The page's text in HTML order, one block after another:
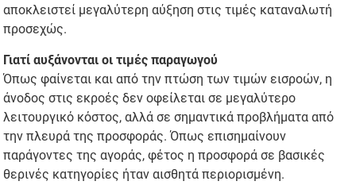
αποκλειστεί μεγαλύτερη αύξηση στις τιμές καταναλωτή
προσεχώς.
Γιατί αυξάνονται οι τιμές παραγωγού
Όπως φαίνεται και από την πτώση των τιμών εισροών, η
άνοδος στις εκροές δεν οφείλεται σε μεγαλύτερο
λειτουργικό κόστος, αλλά σε σημαντικά προβλήματα από
την πλευρά της προσφοράς. Όπως επισημαίνουν
παράγοντες της αγοράς, φέτος η προσφορά σε βασικές
θερινές κατηγορίες ήταν αισθητά περιορισμένη.